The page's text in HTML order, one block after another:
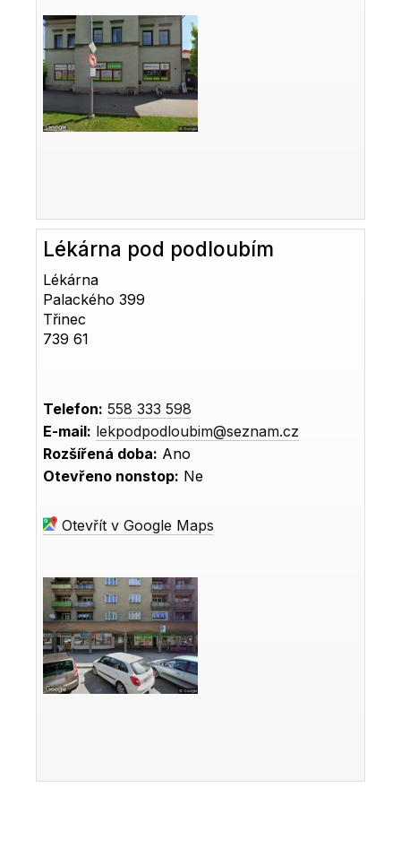
Lékárna pod podloubím
Lékárna
Palackého 399
Třinec
739 61
Telefon: 558 333 598
E-mail: lekpodpodloubim@seznam.cz
Rozšířená doba: Ano
Otevřeno nonstop: Ne
Otevřít v Google Maps